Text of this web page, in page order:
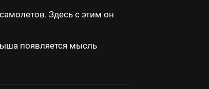
Здесь с этим он
появляется мысль